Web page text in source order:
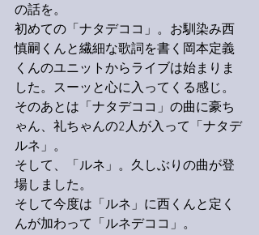
の話を。
初めての「ナタデココ」。お馴染み西
慎嗣くんと繊細な歌詞を書く岡本定義
くんのユニットからライブは始まりま
した。スーッと心に入ってくる感じ。
そのあとは「ナタデココ」の曲に豪ち
ゃん、礼ちゃんの2人が入って「ナタデ
ルネ」。
そして、「ルネ」。久しぶりの曲が登
場しました。
そして今度は「ルネ」に西くんと定く
んが加わって「ルネデココ」。